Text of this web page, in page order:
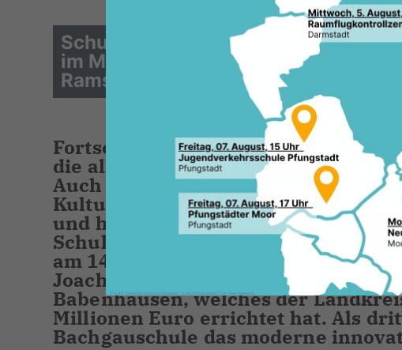
Schulentwicklungsplan 2023/24 –
im MINT-Zentrum an der Georg-
Ramstadt
Fortschreibung des
die allgemeinbildenden Schulen
Auch im Jahr 2023 ist der
Kultur und Sport, Sebastian
und hat zu einer Ausschusssitzung
Schulen im Landkreis Darmstadt-
am 14. September 2023 das
Joachim-Schumann-Schule und der
Babenhausen, welches der
Millionen Euro errichtet hat. Als
Bachgauschule das moderne